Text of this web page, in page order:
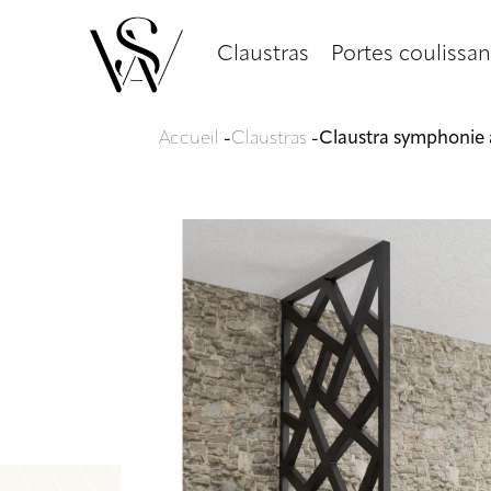
Claustras Portes
Accueil -Claustras -Claustra symphonie